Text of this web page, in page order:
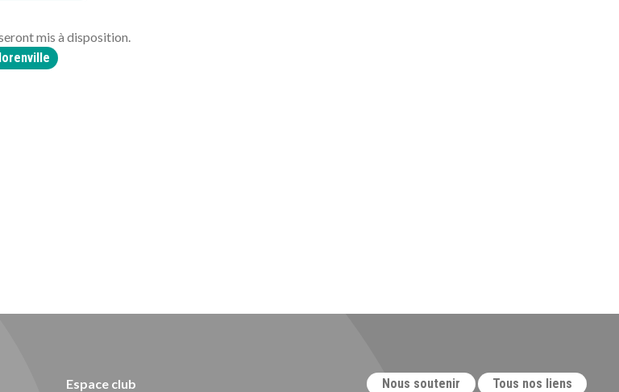
mis à disposition.
Espace club
Nous soutenir Tous nos liens